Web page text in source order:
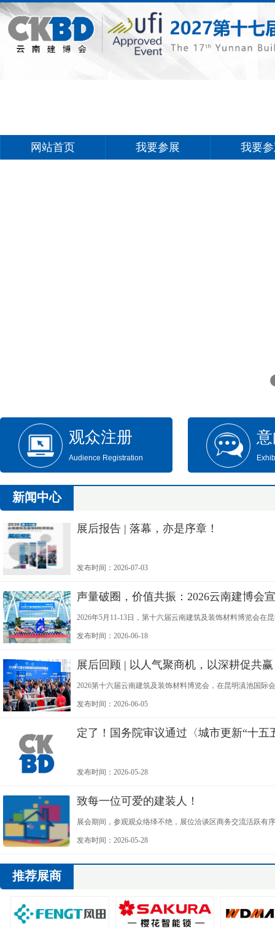
网站首页 我要参展 我要
观众注册
Audience Registration
新闻中心
展后报告 | 落幕，亦是序章！
发布时间：2026-07-03
声量破圈，价值共振：2026云南建博会
2026年5月11-13日，第十六届云南建筑及装饰材料博览会在
展"为主题，展览规模5万平方米，汇聚1000余家品牌及
发布时间：2026-06-18
展后回顾 | 以人气聚商机，以深耕促共赢
2026第十六届云南建筑及装饰材料博览会，在昆明滇池国
本次展会吸引了大批行业从业者到场参与，以稳定的专业人
发布时间：2026-06-05
定了！国务院审议通过〈城市更新“十
发布时间：2026-05-28
致每一位可爱的建装人！
展会期间，参观观众络绎不绝，展位洽谈区商务交流活跃有
各参方的鼎力支持与共同付出。
发布时间：2026-05-28
推荐展商